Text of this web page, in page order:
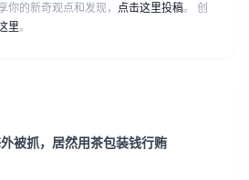
的新奇观点和发现， 点击这里投稿。 创
里。
被抓，居然用茶包装钱行贿